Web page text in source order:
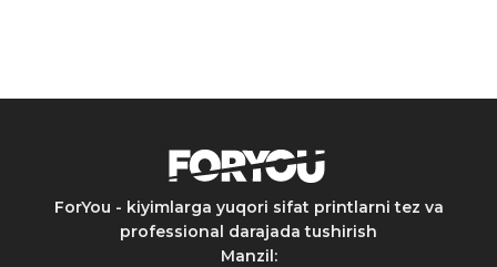
ForYou - kiyimlarga yuqori sifat printlarni tez va
professional darajada tushirish
Manzil: